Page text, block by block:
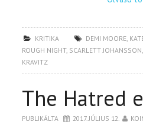
KRITIKA DEMI MOORE,
ROUGH NIGHT, SCARLETT JOHANSSON
KRAVITZ
The Hatred
PUBLIKÁLTA 2017. JÚLIUS 12.